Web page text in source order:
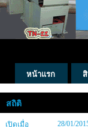
หน้าแรก
สถิติ
เปิดเมื่อ
28/01/